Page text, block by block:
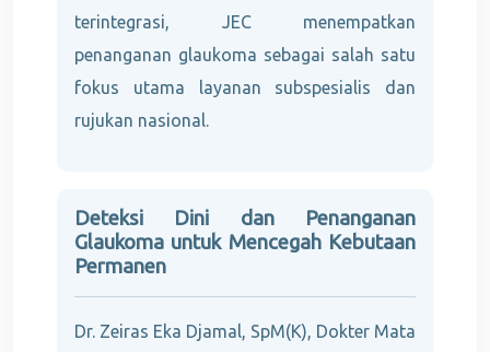
terintegrasi, JEC menempatkan
penanganan glaukoma sebagai salah satu
fokus utama layanan subspesialis dan
rujukan nasional.
Deteksi Dini dan Penanganan
Glaukoma untuk Mencegah Kebutaan
Permanen
Dr. Zeiras Eka Djamal, SpM(K), Dokter Mata